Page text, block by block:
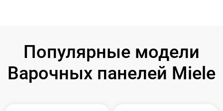
Популярные модели
Варочных панелей Miele